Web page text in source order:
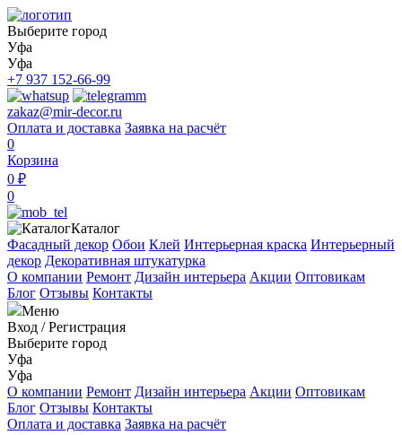
Выберите город
Уфа
Уфа
+7 937 152-66-99
zakaz@mir-decor.ru
Оплата и доставка Заявка на расчёт
0
Корзина
0 ₽
0
Каталог
Фасадный декор Обои Клей Интерьерная краска Интерьерный
декор Декоративная штукатурка
О компании Ремонт Дизайн интерьера Акции Оптовикам
Блог Отзывы Контакты
Меню
Вход /Регистрация
Выберите город
Уфа
Уфа
О компании Ремонт Дизайн интерьера Акции Оптовикам
Блог Отзывы Контакты
Оплата и доставка Заявка на расчёт